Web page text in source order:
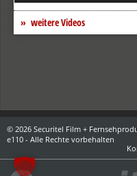
weitere Videos
© 2026 Securitel Film +
e110 - Alle Rechte vorbehalten